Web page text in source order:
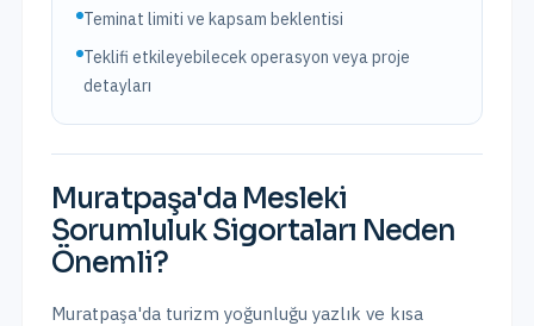
Teminat limiti ve kapsam beklentisi
Teklifi etkileyebilecek operasyon veya proje
detayları
Muratpaşa'da Mesleki
Sorumluluk Sigortaları Neden
Önemli?
Muratpaşa'da turizm yoğunluğu yazlık ve kısa